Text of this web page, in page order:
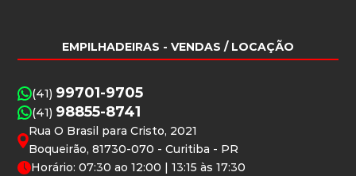
EMPILHADEIRAS - VENDAS / LOCAÇÃO
(41) 99701-9705
(41) 98855-8741
Rua O Brasil para Cristo, 2021
Boqueirão, 81730-070 - Curitiba - PR
Horário: 07:30 ao 12:00 | 13:15 às 17:30